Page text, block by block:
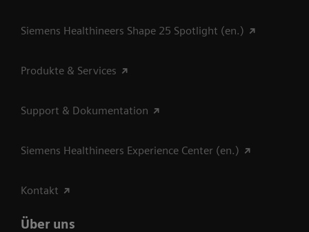
Siemens Healthineers Shape 25 Spotlight (en.)
Produkte & Services
Support & Dokumentation
Siemens Healthineers Experience Center (en.)
Kontakt
Über uns